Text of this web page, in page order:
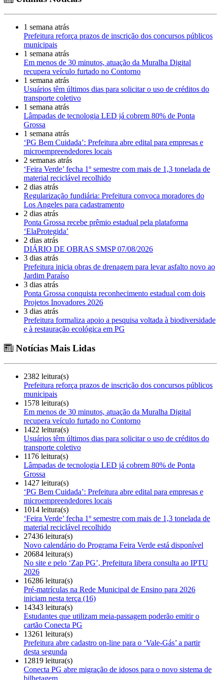
1 semana atrás
Prefeitura reforça prazos de inscrição dos concursos públicos
municipais
1 semana atrás
Em menos de 30 minutos, atuação da Muralha Digital
recupera veículo furtado no Contorno
1 semana atrás
Usuários têm últimos dias para solicitar o uso de créditos do
transporte coletivo
1 semana atrás
Lâmpadas de tecnologia LED já cobrem 80% de Ponta
Grossa
1 semana atrás
‘PG Bem Cuidada’: Prefeitura abre edital para empresas e
microempreendedores locais
2 semanas atrás
‘Feira Verde’ fecha 1º semestre com mais de 1,3 tonelada de
material reciclável recolhido
2 dias atrás
Regularização fundiária: Prefeitura convoca moradores do
Los Angeles para cadastramento
2 dias atrás
Ponta Grossa recebe prêmio estadual pela plataforma
‘ElaProtegida’
2 dias atrás
DIÁRIO DE OBRAS SMSP 07/08/2026
3 dias atrás
Prefeitura inicia obras de drenagem para levar asfalto novo ao
Jardim Paraíso
3 dias atrás
Ponta Grossa conquista reconhecimento estadual com dois
Projetos Inovadores 2026
3 dias atrás
Prefeitura formaliza apoio a pesquisa voltada à biodiversidade
e à restauração ecológica em PG
Notícias Mais Lidas
2382 leitura(s)
Prefeitura reforça prazos de inscrição dos concursos públicos
municipais
1578 leitura(s)
Em menos de 30 minutos, atuação da Muralha Digital
recupera veículo furtado no Contorno
1422 leitura(s)
Usuários têm últimos dias para solicitar o uso de créditos do
transporte coletivo
1176 leitura(s)
Lâmpadas de tecnologia LED já cobrem 80% de Ponta
Grossa
1427 leitura(s)
‘PG Bem Cuidada’: Prefeitura abre edital para empresas e
microempreendedores locais
1014 leitura(s)
‘Feira Verde’ fecha 1º semestre com mais de 1,3 tonelada de
material reciclável recolhido
27436 leitura(s)
Novo calendário do Programa Feira Verde está disponível
20684 leitura(s)
No site e pelo ‘Zap PG’, Prefeitura libera consulta ao IPTU
2026
16286 leitura(s)
Pré-matrículas na Rede Municipal de Ensino para 2026
iniciam nesta terça (16)
14343 leitura(s)
Estudantes que utilizam meia-passagem poderão emitir o
cartão Conecta PG
13261 leitura(s)
Prefeitura abre cadastro on-line para o ‘Vale-Gás’ a partir
desta segunda
12819 leitura(s)
Conecta PG abre migração de idosos para o novo sistema de
bilhetagem